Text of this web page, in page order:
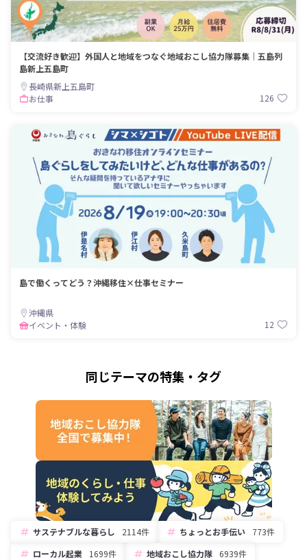
【交流好き歓迎】外国人と地域をつなぐ地域おこし協力隊募集｜五島列
島新上五島町
長崎県新上五島町
お仕事
126
島で働くってどう？沖縄移住×仕事セミナー
沖縄県
イベント・体験
12
同じテーマの特集・タグ
サステナブルな暮らし 2114件 ちょっとお手伝い
773件
ローカル起業
1699件 地域おこし協力隊
6939件